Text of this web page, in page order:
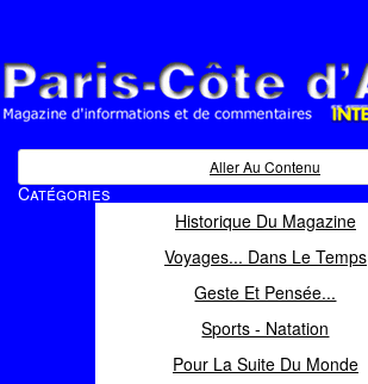
Magazine d'informations et de commentaires
Aller Au Contenu
Catégories
Historique Du Magazine
Voyages... Dans Le Temps
Geste Et Pensée...
Sports - Natation
Pour La Suite Du Monde